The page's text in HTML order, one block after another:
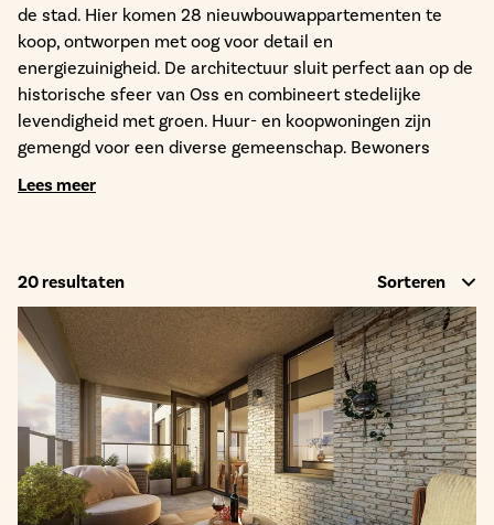
de stad. Hier komen 28 nieuwbouwappartementen te
koop, ontworpen met oog voor detail en
energiezuinigheid. De architectuur sluit perfect aan op de
historische sfeer van Oss en combineert stedelijke
levendigheid met groen. Huur- en koopwoningen zijn
gemengd voor een diverse gemeenschap. Bewoners
ontmoeten elkaar in de gezamenlijke tuinen, collectieve
ruimten en de daktuin. De bruggen in het plan versterken
van de commerciële plint. Linck verbindt wonen, groen en
mensen.
Geïnteresseerd in huren in Linck? De verhuur loopt via
woningcorporatie BrabantWonen.
Lees meer
20resultaten Sorteren